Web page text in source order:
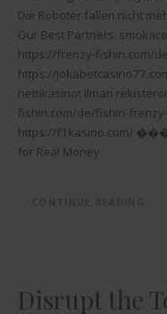
Die Roboter fallen nicht
Our Best Partners:
https://frenzy-fishin.com/
https://
nettikasinot ilman
fishin.com/de/fishin-
https://f1kasino.com/
for Real Money
Disrupt the